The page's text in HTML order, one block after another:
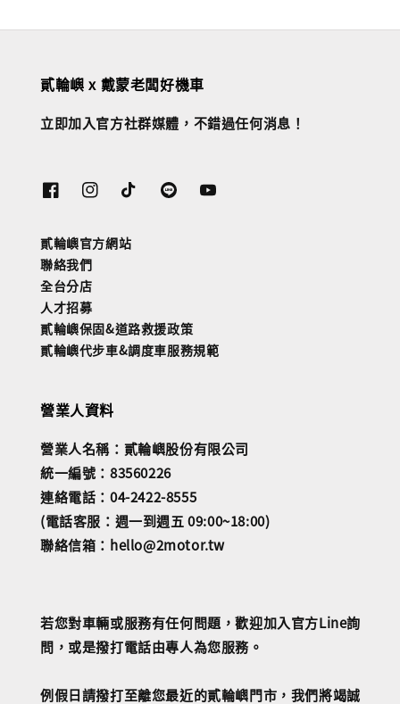
貳輪嶼 x 戴蒙老闆好機車
立即加入官方社群媒體，不錯過任何消息！
貳輪嶼官方網站
聯絡我們
全台分店
人才招募
貳輪嶼保固&道路救援政策
貳輪嶼代步車&調度車服務規範
營業人資料
營業人名稱：貳輪嶼股份有限公司
統一編號：83560226
連絡電話：04-2422-8555
(電話客服：週一到週五 09:00~18:00)
聯絡信箱：hello@2motor.tw
若您對車輛或服務有任何問題，歡迎加入官方Line詢
問，或是撥打電話由專人為您服務。
例假日請撥打至離您最近的貳輪嶼門市，我們將竭誠